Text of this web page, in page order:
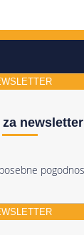
newsletter